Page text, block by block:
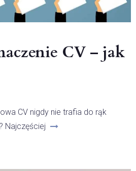
CV – jak
CV nigdy nie trafia do rąk
Najczęściej